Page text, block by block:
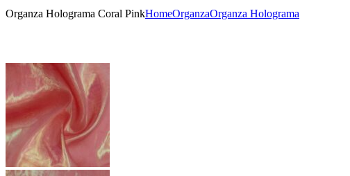
Organza Holograma Coral PinkHomeOrganzaOrganza Holograma